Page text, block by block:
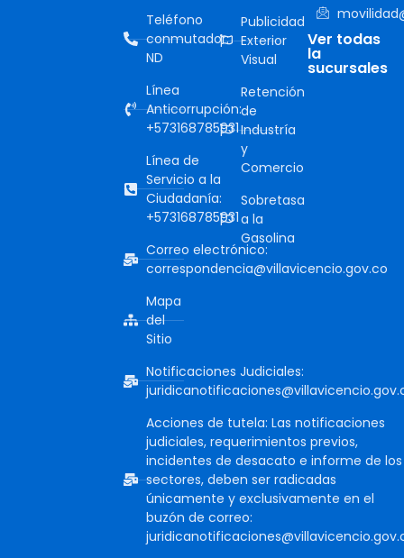
Teléfono
conmutador:
ND
Línea
Anticorrupción:
+573168785931
Línea de
Servicio a la
Ciudadanía:
+573168785931
Correo electrónico:
correspondencia@villavicencio.gov.co
Mapa
del
Sitio
Notificaciones Judiciales:
Acciones de tutela: Las notificaciones
judiciales, requerimientos previos,
incidentes de desacato e informe de los
sectores, deben ser radicadas
únicamente y exclusivamente en el
buzón de correo:
Publicidad
Exterior
Visual
Retención
de
Industría
y
Comercio
Sobretasa
a la
Gasolina
Ver todas
la
sucursales